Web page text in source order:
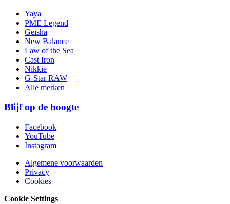
Yaya
PME Legend
Geisha
New Balance
Law of the Sea
Cast Iron
Nikkie
G-Star RAW
Alle merken
Blijf op de hoogte
Facebook
YouTube
Instagram
Algemene voorwaarden
Privacy
Cookies
Cookie Settings